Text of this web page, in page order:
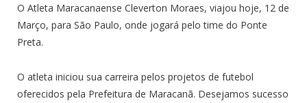
O Atleta Maracanaense Cleverton Moraes, viajou hoje, 12 de
Março, para São Paulo, onde jogará pelo time do Ponte
Preta.
O atleta iniciou sua carreira pelos projetos de futebol
oferecidos pela Prefeitura de Maracanã. Desejamos sucesso